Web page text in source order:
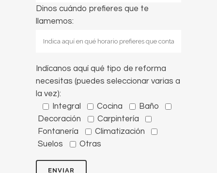
Dinos cuándo prefieres que te
llamemos:
Indícanos aquí qué tipo de reforma
necesitas (puedes seleccionar varias a
la vez):
Integral
Cocina
Baño
Decoración
Carpintería
Fontanería
Climatización
Suelos
Otras